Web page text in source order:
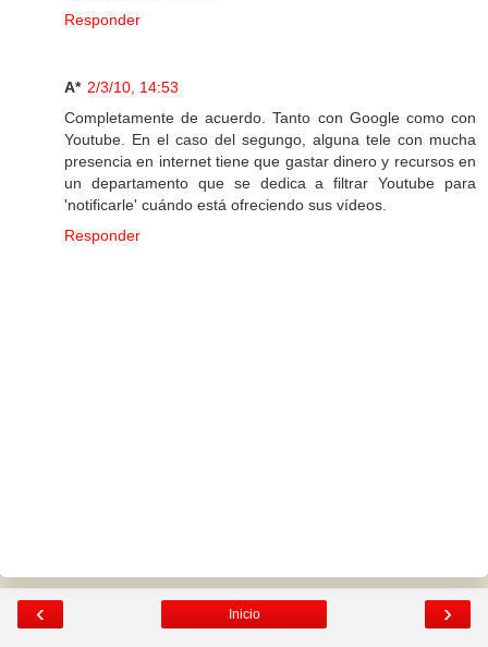
Responder
A* 2/3/10, 14:53
Completamente de acuerdo. Tanto con Google como con
Youtube. En el caso del segungo, alguna tele con mucha
presencia en internet tiene que gastar dinero y recursos en
un departamento que se dedica a filtrar Youtube para
'notificarle' cuándo está ofreciendo sus vídeos.
Responder
‹ ›
Inicio